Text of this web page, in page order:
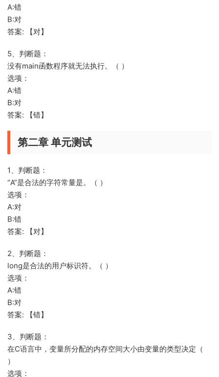
A:错
B:对
答案: 【对】
5、判断题：
没有main函数程序就无法执行。（ ）
选项：
A:错
B:对
答案: 【错】
第二章 单元测试
1、判断题：
“A”是合法的字符常量是。（ ）
选项：
A:对
B:错
答案: 【对】
2、判断题：
long是合法的用户标识符。（ ）
选项：
A:错
B:对
答案: 【错】
3、判断题：
在C语言中，变量所分配的内存空间大小由变量的类型决定（
）
选项：